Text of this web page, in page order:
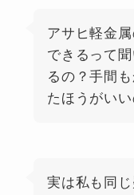
アサヒ軽金
できるって
るの？手間
たほうがい
実は私も同じ